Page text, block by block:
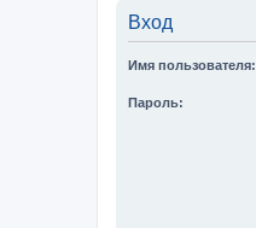
Вход
Имя пользователя:
Пароль: